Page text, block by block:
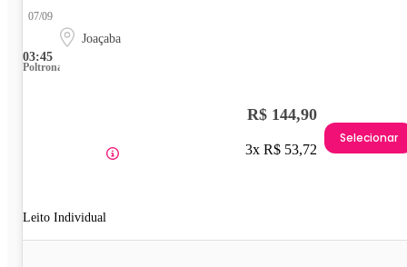
03:45
07/09
Joaçaba
Poltrona
Leito Individual
R$ 144,90
3x R$ 53,72
Selecionar